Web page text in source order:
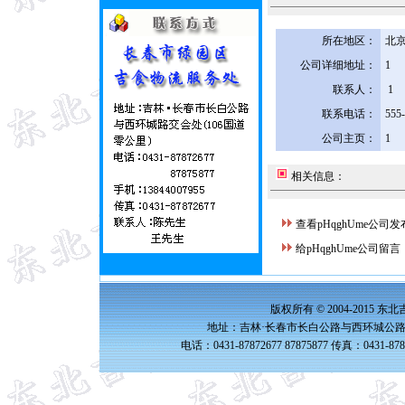
所在地区：
北
公司详细地址：
1
联系人：
1
联系电话：
公司主页：
1
相关信息：
查看pHqghUme公司发
给pHqghUme公司留言
版权所有 © 2004-2015 东北
地址：吉林·长春市长白公路与西环城公
电话：0431-87872677 87875877 传真：0431-